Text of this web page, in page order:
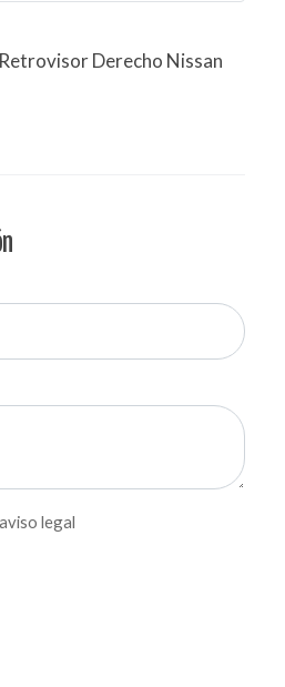
Derecho Nissan
legal